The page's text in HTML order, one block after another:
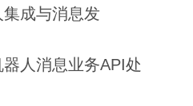
成与消息发
人消息业务API处